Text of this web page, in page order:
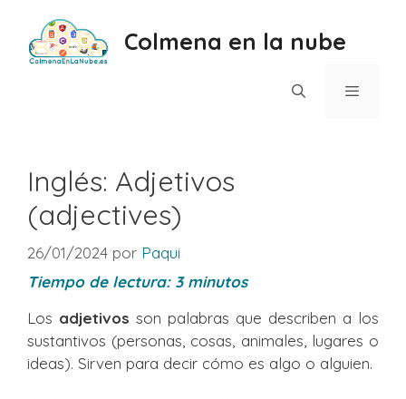
contenido
Colmena en la nube
Inglés: Adjetivos
(adjectives)
26/01/2024 por Paqui
Tiempo de lectura: 3 minutos
Los adjetivos son palabras que describen a los
sustantivos (personas, cosas, animales, lugares o
ideas). Sirven para decir cómo es algo o alguien.